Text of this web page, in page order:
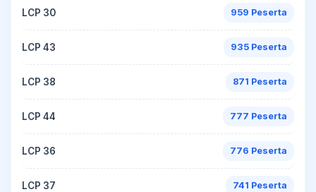
LCP 30 959 Peserta
LCP 43 935 Peserta
LCP 38 871 Peserta
LCP 44 777 Peserta
LCP 36 776 Peserta
LCP 37 741 Peserta